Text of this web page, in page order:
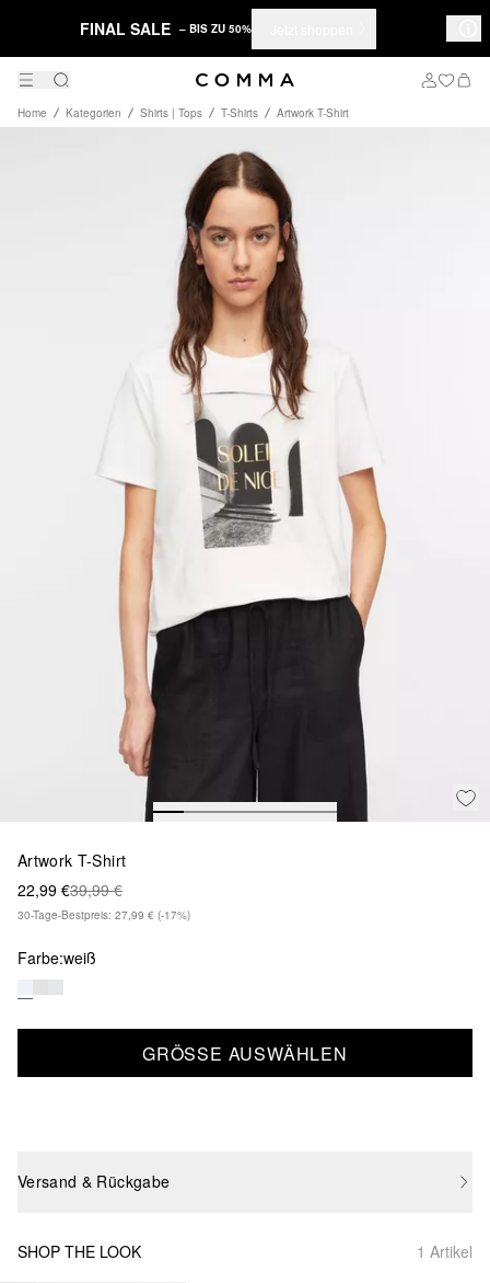
FINAL SALE – BIS ZU 50%
Home Kategorien Shirts | Tops T-Shirts Artwork T-Shirt
Artwork T-Shirt
22,99 €39,99 €
30-Tage-Bestpreis: 27,99 € (-17%)
Farbe:weiß
GRÖSSE AUSWÄHLEN
Versand & Rückgabe
SHOP THE LOOK 1 Artikel